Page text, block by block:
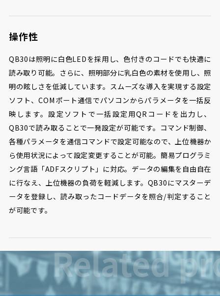
操作性
QB30は照明に白色LEDを採用し、色付きのコードでも快適に
読み取り可能。さらに、照明部分に乳白色の素材を使用し、照
明の眩しさを低減しています。スムーズな導入を実現する設定
ソフト、COMポート通信でパソコンからパラメータを一括反
映します。設定ソフトで一括設定用QRコードを出力し、
QB30で読み取ることで一発設定が可能です。コマンド制御、
各種パラメータを通信コマンドで設定可能なので、上位機器か
ら使用状況によって設定変更することが可能。簡易プログラミ
ング言語「ADFスクリプト」に対応。データの編集を自由自在
に行なえ、上位機器の負荷を軽減します。QB30にマスターデ
ータを登録し、読み取ったコードデータを照合/判定すること
が可能です。